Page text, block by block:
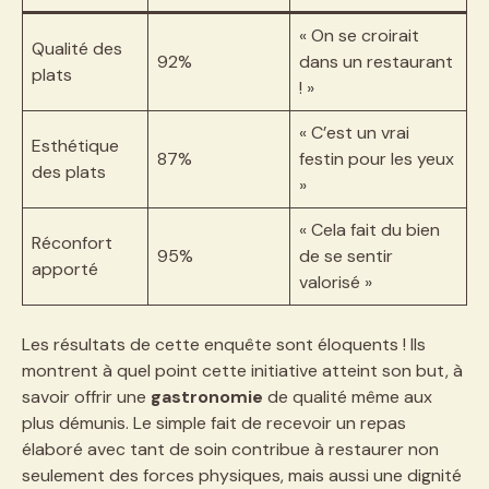
Qualité des
plats
92%
« On se croirait
dans un restaurant
! »
Esthétique
des plats
87%
« C’est un vrai
festin pour les yeux
»
Réconfort
apporté
95%
« Cela fait du bien
de se sentir
valorisé »
Les résultats de cette enquête sont éloquents ! Ils
montrent à quel point cette initiative atteint son but, à
savoir offrir une gastronomie de qualité même aux
plus démunis. Le simple fait de recevoir un repas
élaboré avec tant de soin contribue à restaurer non
seulement des forces physiques, mais aussi une dignité